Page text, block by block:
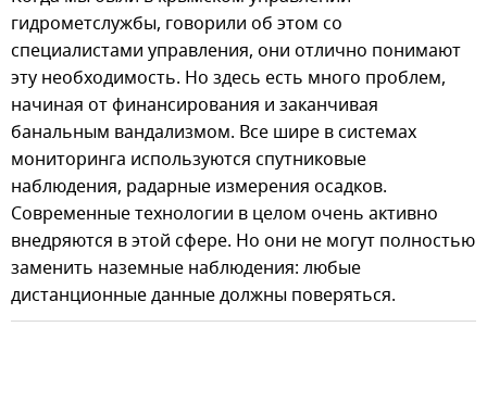
гидрометслужбы, говорили об этом со
специалистами управления, они отлично понимают
эту необходимость. Но здесь есть много проблем,
начиная от финансирования и заканчивая
банальным вандализмом. Все шире в системах
мониторинга используются спутниковые
наблюдения, радарные измерения осадков.
Современные технологии в целом очень активно
внедряются в этой сфере. Но они не могут полностью
заменить наземные наблюдения: любые
дистанционные данные должны поверяться.